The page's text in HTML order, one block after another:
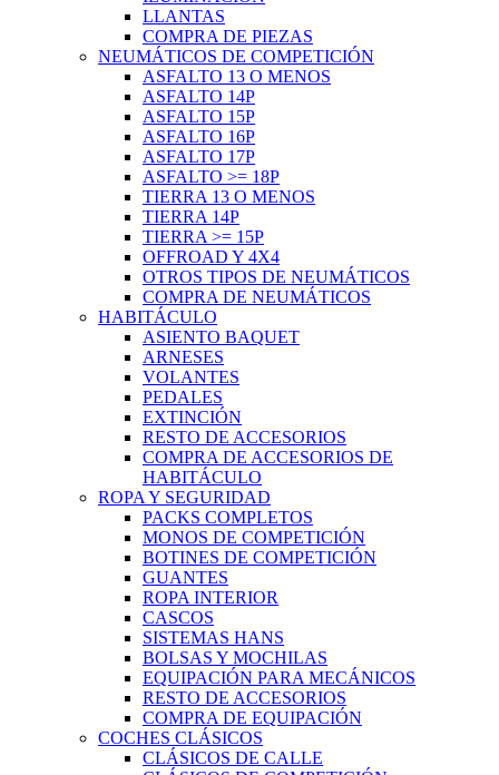
LLANTAS
COMPRA DE PIEZAS
NEUMÁTICOS DE COMPETICIÓN
ASFALTO 13 O MENOS
ASFALTO 14P
ASFALTO 15P
ASFALTO 16P
ASFALTO 17P
ASFALTO >= 18P
TIERRA 13 O MENOS
TIERRA 14P
TIERRA >= 15P
OFFROAD Y 4X4
OTROS TIPOS DE NEUMÁTICOS
COMPRA DE NEUMÁTICOS
HABITÁCULO
ASIENTO BAQUET
ARNESES
VOLANTES
PEDALES
EXTINCIÓN
RESTO DE ACCESORIOS
COMPRA DE ACCESORIOS DE
HABITÁCULO
ROPA Y SEGURIDAD
PACKS COMPLETOS
MONOS DE COMPETICIÓN
BOTINES DE COMPETICIÓN
GUANTES
ROPA INTERIOR
CASCOS
SISTEMAS HANS
BOLSAS Y MOCHILAS
EQUIPACIÓN PARA MECÁNICOS
RESTO DE ACCESORIOS
COMPRA DE EQUIPACIÓN
COCHES CLÁSICOS
CLÁSICOS DE CALLE